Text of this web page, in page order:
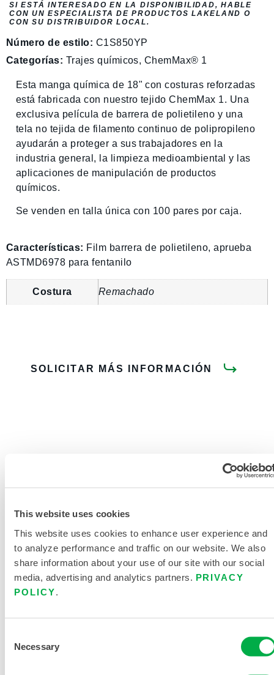
This website uses cookies
This website uses cookies to enhance user experience and
to analyze performance and traffic on our website. We also
share information about your use of our site with our social
media, advertising and analytics partners. PRIVACY
POLICY
Selection
Necessary
SI ESTÁ INTERESADO EN LA DISPONIBILIDAD, HABLE
CON UN ESPECIALISTA DE PRODUCTOS LAKELAND O
CON SU DISTRIBUIDOR LOCAL.
Número de estilo: C1S850YP
Categorías: Trajes químicos, ChemMax® 1
Esta manga química de 18" con costuras reforzadas
está fabricada con nuestro tejido ChemMax 1. Una
exclusiva película de barrera de polietileno y una
tela no tejida de filamento continuo de polipropileno
ayudarán a proteger a sus trabajadores en la
industria general, la limpieza medioambiental y las
aplicaciones de manipulación de productos
químicos.
Se venden en talla única con 100 pares por caja.
Características: Film barrera de polietileno, aprueba
ASTMD6978 para fentanilo
Costura Remachado
SOLICITAR MÁS INFORMACIÓN
TABLA DE TALLAS DE ROPA
QUÍMICA Y DESECHABLE